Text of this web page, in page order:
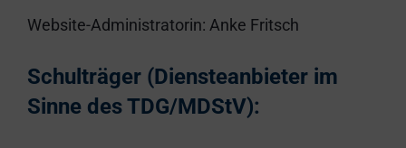
Website-Administratorin: Anke Fritsch
Schulträger (Diensteanbieter im
Sinne des TDG/MDStV):